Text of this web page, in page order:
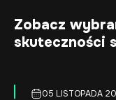
Zobacz
skuteczności
05 LISTOPADA